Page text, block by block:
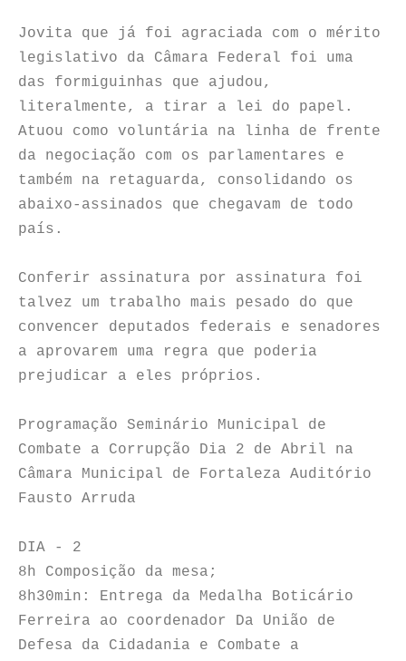
Jovita que já foi agraciada com o mérito
legislativo da Câmara Federal foi uma
das formiguinhas que ajudou,
literalmente, a tirar a lei do papel.
Atuou como voluntária na linha de frente
da negociação com os parlamentares e
também na retaguarda, consolidando os
abaixo-assinados que chegavam de todo
país.
Conferir assinatura por assinatura foi
talvez um trabalho mais pesado do que
convencer deputados federais e senadores
a aprovarem uma regra que poderia
prejudicar a eles próprios.
Programação Seminário Municipal de
Combate a Corrupção Dia 2 de Abril na
Câmara Municipal de Fortaleza Auditório
Fausto Arruda
DIA - 2
8h Composição da mesa;
8h30min: Entrega da Medalha Boticário
Ferreira ao coordenador Da União de
Defesa da Cidadania e Combate a